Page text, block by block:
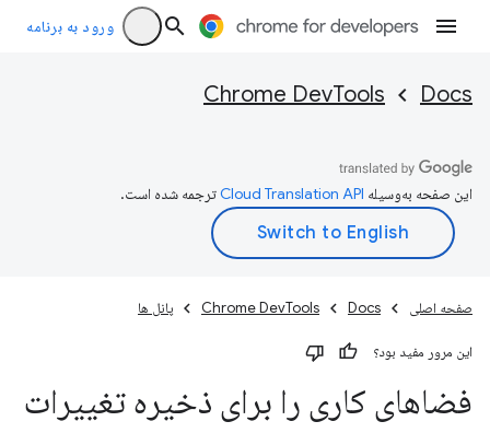
ورود به برنامه
Docs
Chrome DevTools
این صفحه به‌وسیله ترجمه شده است.
صفحه اصلی Docs
Chrome DevTools پانل ها
این مرور مفید بود؟
فضاهای کاری را برای ذخیره تغییرات